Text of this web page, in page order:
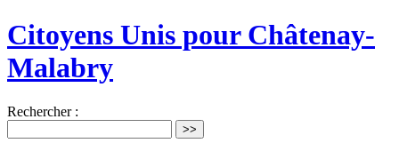
Citoyens Unis pour Châtenay-
Malabry
Rechercher :
>>